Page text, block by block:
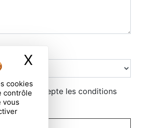
cookies
contrôle
vous
X Masquer le
case, j'accepte les conditions
**